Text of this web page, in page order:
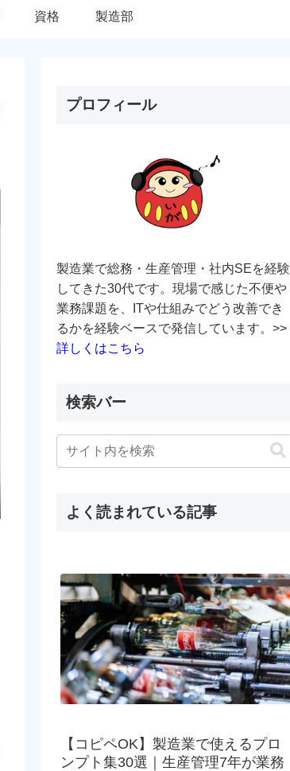
資格 製造部
プロフィール
製造業で総務・生産管理・社内SEを経験
してきた30代です。現場で感じた不便や
業務課題を、ITや仕組みでどう改善でき
るかを経験ベースで発信しています。>>
詳しくはこちら
検索バー
よく読まれている記事
【コピペOK】製造業で使えるプロ
ンプト集30選｜生産管理7年が業務